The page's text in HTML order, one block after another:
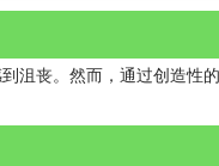
沮丧。然而，通过创造性